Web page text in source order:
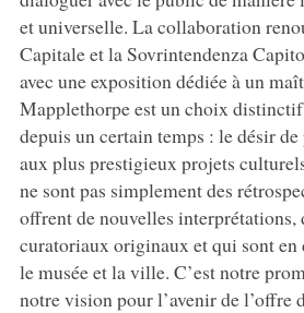
et universelle. La collaboration
Capitale et la Sovrintendenza
avec une exposition dédiée à un
Mapplethorpe est un choix
depuis un certain temps : le désir
aux plus prestigieux projets
ne sont pas simplement des
offrent de nouvelles interprétations,
curatoriaux originaux et qui sont en
le musée et la ville. C’est notre
notre vision pour l’avenir de l’offre